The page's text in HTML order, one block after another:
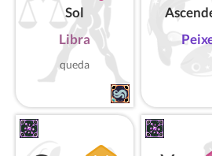
Sol
Libra
queda